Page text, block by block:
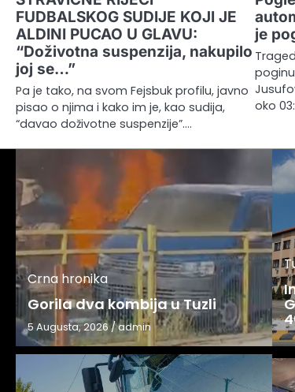
FUDBALSKOG SUDIJE KOJI JE
ALDINI PUCAO U GLAVU:
“Doživotna suspenzija, nakupilo
joj se…”
Pa je tako, na svom Fejsbuk profilu, javno
pisao o njima i kako im je, kao sudija,
“davao doživotne suspenzije”.…
je
oko
Crna hronika
Gorila dva kombija u Tuzli
5 Augusta, 2026/admin